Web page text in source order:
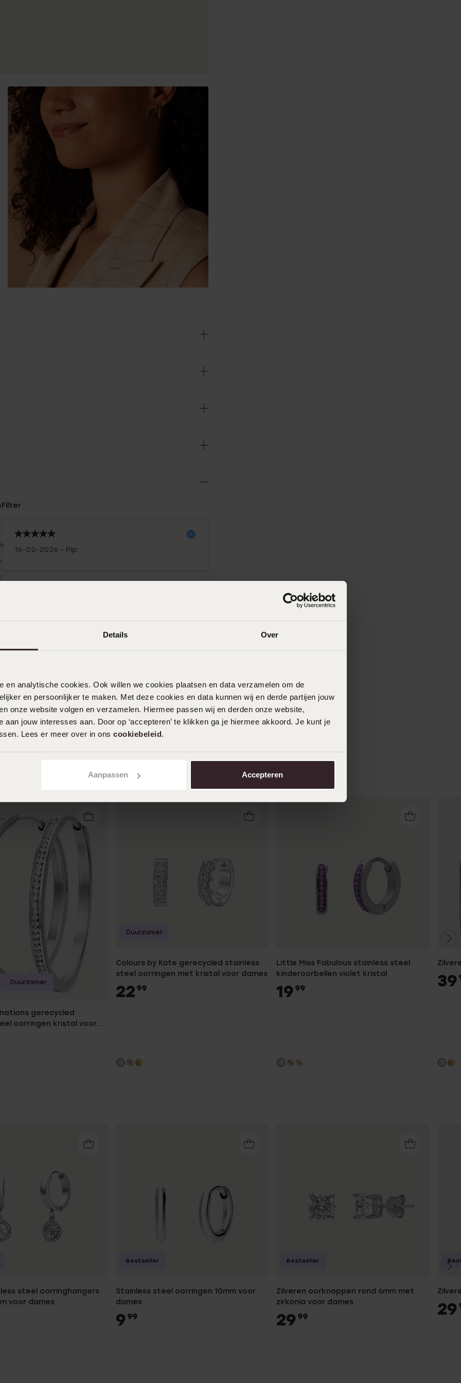
Details Over
en analytische cookies. Ook willen we cookies plaatsen en data verzamelen om de
en persoonlijker te maken. Met deze cookies en data kunnen wij en derde partijen jouw
onze website volgen en verzamelen. Hiermee passen wij en derden onze website,
aan jouw interesses aan. Door op ‘accepteren’ te klikken ga je hiermee akkoord. Je kunt je
Lees er meer over in ons cookiebeleid.
Aanpassen Accepteren
Filter
16-02-2026 - Pip
Mooi en zitten goed. Ook mooie prijs
Toon meer
gerecycled
oorringen kristal voor
Duurzamer
Colours by Kate gerecycled stainless
steel oorringen met kristal voor dames
22 99
Duurzamer
Little Miss Fabulous stainless steel
kinderoorbellen violet kristal
19 99 39
steel oorringhangers
voor dames
Stainless steel oorringen 10mm voor
dames
9 99
Bestseller
Zilveren oorknoppen rond 6mm met
zirkonia voor dames
29 99
Bestseller
29